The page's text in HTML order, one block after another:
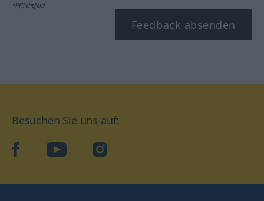
*Pflichtfeld
Feedback absenden
Besuchen Sie uns auf:
facebookYouTube Instagram